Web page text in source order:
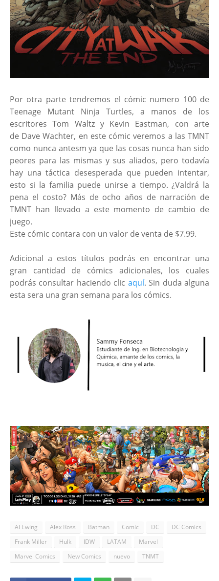
Por otra parte tendremos el cómic numero 100 de
Teenage Mutant Ninja Turtles, a manos de los
escritores Tom Waltz y Kevin Eastman, con arte
de Dave Wachter, en este cómic veremos a las TMNT
como nunca antesm ya que las cosas nunca han sido
peores para las mismas y sus aliados, pero todavía
hay una táctica desesperada que pueden intentar,
esto si la familia puede unirse a tiempo. ¿Valdrá la
pena el costo? Más de ocho años de narración de
TMNT han llevado a este momento de cambio de
juego.
Este cómic contara con un valor de venta de $7.99.
Adicional a estos títulos podrás en encontrar una
gran cantidad de cómics adicionales, los cuales
podrás consultar haciendo clic aquí. Sin duda alguna
esta sera una gran semana para los cómics.
Al Ewing Alex Ross Batman Comic DC
DC Comics
Frank Miller
Hulk IDW LATAM
Marvel
Marvel Comics
New Comics nuevo TNMT